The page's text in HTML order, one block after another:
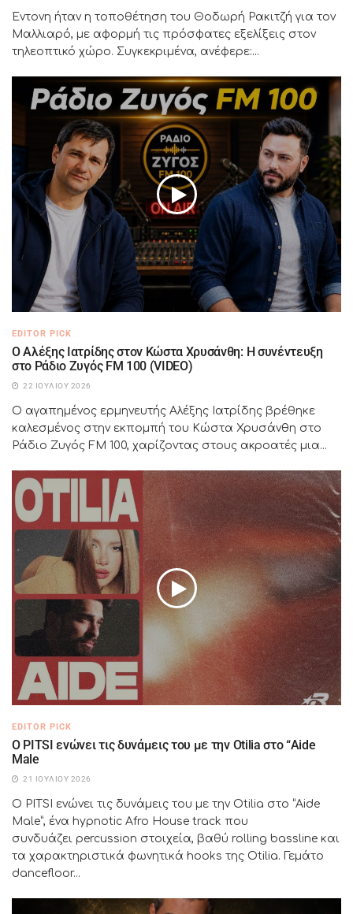
Έντονη ήταν η τοποθέτηση του Θοδωρή Ρακιτζή για τον
Μαλλιαρό, με αφορμή τις πρόσφατες εξελίξεις στον
τηλεοπτικό χώρο. Συγκεκριμένα, ανέφερε:...
EDITOR PICK
Ο Αλέξης Ιατρίδης στον Κώστα Χρυσάνθη: Η συνέντευξη
στο Ράδιο Ζυγός FM 100 (VIDEO)
22 ΙΟΥΛΊΟΥ 2026
Ο αγαπημένος ερμηνευτής Αλέξης Ιατρίδης βρέθηκε
καλεσμένος στην εκπομπή του Κώστα Χρυσάνθη στο
Ράδιο Ζυγός FM 100, χαρίζοντας στους ακροατές μια...
EDITOR PICK
Ο PITSI ενώνει τις δυνάμεις του με την Otilia στο “Aide
Male
21 ΙΟΥΛΊΟΥ 2026
Ο PITSI ενώνει τις δυνάμεις του με την Otilia στο “Aide
Male”, ένα hypnotic Afro House track που
συνδυάζει percussion στοιχεία, βαθύ rolling bassline και
τα χαρακτηριστικά φωνητικά hooks της Otilia. Γεμάτο
dancefloor...